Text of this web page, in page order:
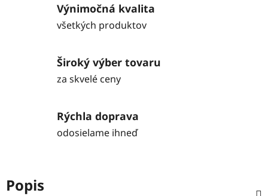
Výnimočná kvalita
všetkých produktov
Široký výber tovaru
za skvelé ceny
Rýchla doprava
odosielame ihneď
Popis